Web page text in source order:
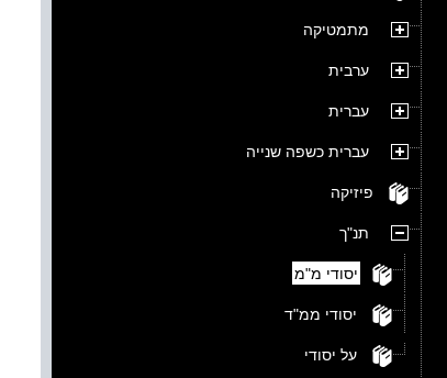
מתמטיקה
ערבית
עברית
עברית כשפה שנייה
פיזיקה
תנ"ך
יסודי מ"מ
יסודי ממ"ד
על יסודי